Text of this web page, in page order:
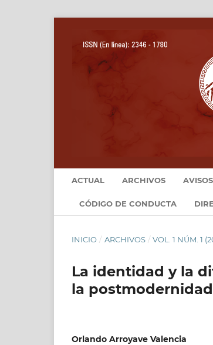
ACTUAL ARCHIVOS AVISOS
CÓDIGO DE CONDUCTA
INICIO / ARCHIVOS / VOL. 1 NÚM. 1
La identidad y la
la postmodernidad
Orlando Arroyave Valencia